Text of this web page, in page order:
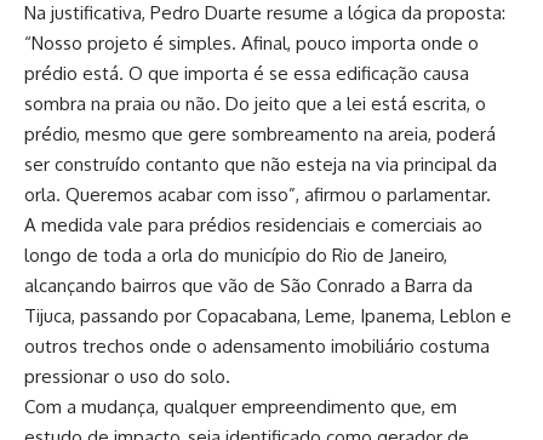
Na justificativa, Pedro Duarte resume a lógica da proposta:
“Nosso projeto é simples. Afinal, pouco importa onde o
prédio está. O que importa é se essa edificação causa
sombra na praia ou não. Do jeito que a lei está escrita, o
prédio, mesmo que gere sombreamento na areia, poderá
ser construído contanto que não esteja na via principal da
orla. Queremos acabar com isso”, afirmou o parlamentar.
A medida vale para prédios residenciais e comerciais ao
longo de toda a orla do município do Rio de Janeiro,
alcançando bairros que vão de São Conrado a Barra da
Tijuca, passando por Copacabana, Leme, Ipanema, Leblon e
outros trechos onde o adensamento imobiliário costuma
pressionar o uso do solo.
Com a mudança, qualquer empreendimento que, em